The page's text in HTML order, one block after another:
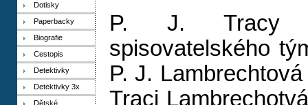
Dotisky
Paperbacky
Biografie
Cestopis
Detektivky
Detektivky 3x
Dětské
P. J. Tracy
spisovatelského
P. J.
Traci